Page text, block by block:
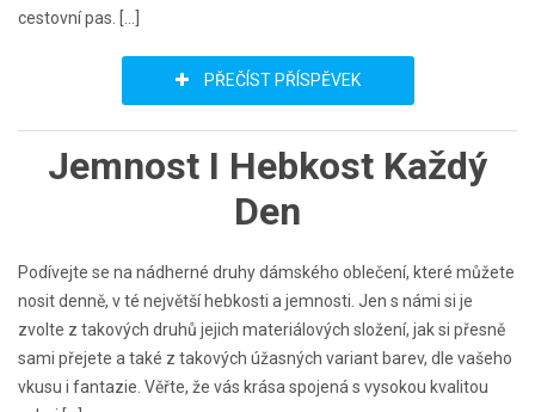
cestovní pas. […]
PŘEČÍST PŘÍSPĚVEK
Jemnost I Hebkost Každý
Den
Podívejte se na nádherné druhy dámského oblečení, které můžete
nosit denně, v té největší hebkosti a jemnosti. Jen s námi si je
zvolte z takových druhů jejich materiálových složení, jak si přesně
sami přejete a také z takových úžasných variant barev, dle vašeho
vkusu i fantazie. Věřte, že vás krása spojená s vysokou kvalitou